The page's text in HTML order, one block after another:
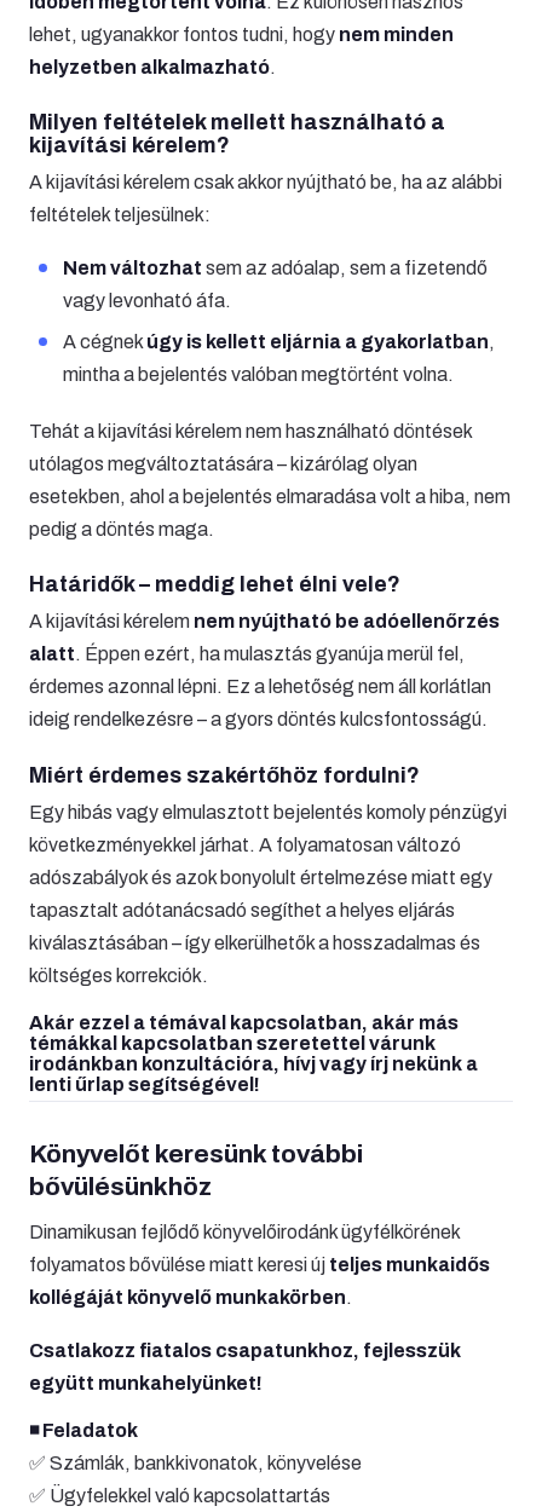
lehet, ugyanakkor fontos tudni, hogy nem minden
helyzetben alkalmazható.
Milyen feltételek mellett használható a
kijavítási kérelem?
A kijavítási kérelem csak akkor nyújtható be, ha az alábbi
feltételek teljesülnek:
Nem változhat sem az adóalap, sem a fizetendő
vagy levonható áfa.
A cégnekúgy is kellett eljárnia a gyakorlatban,
mintha a bejelentés valóban megtörtént volna.
Tehát a kijavítási kérelem nem használható döntések
utólagos megváltoztatására – kizárólag olyan
esetekben, ahol a bejelentés elmaradása volt a hiba, nem
pedig a döntés maga.
Határidők – meddig lehet élni vele?
A kijavítási kérelem nem nyújtható be adóellenőrzés
alatt. Éppen ezért, ha mulasztás gyanúja merül fel,
érdemes azonnal lépni. Ez a lehetőség nem áll korlátlan
ideig rendelkezésre – a gyors döntés kulcsfontosságú.
Miért érdemes szakértőhöz fordulni?
Egy hibás vagy elmulasztott bejelentés komoly pénzügyi
következményekkel járhat. A folyamatosan változó
adószabályok és azok bonyolult értelmezése miatt egy
tapasztalt adótanácsadó segíthet a helyes eljárás
kiválasztásában – így elkerülhetők a hosszadalmas és
költséges korrekciók.
Akár ezzel a témával kapcsolatban, akár más
témákkal kapcsolatban szeretettel várunk
irodánkban konzultációra, hívj vagy írj nekünk a
lenti űrlap segítségével!
Könyvelőt keresünk további
bővülésünkhöz
Dinamikusan fejlődő könyvelőirodánk ügyfélkörének
folyamatos bővülése miatt keresi új teljes munkaidős
kollégáját könyvelő munkakörben.
Csatlakozz fiatalos csapatunkhoz, fejlesszük
együtt munkahelyünket!
◾️ Feladatok
✅ Számlák, bankkivonatok, könyvelése
✅ Ügyfelekkel való kapcsolattartás